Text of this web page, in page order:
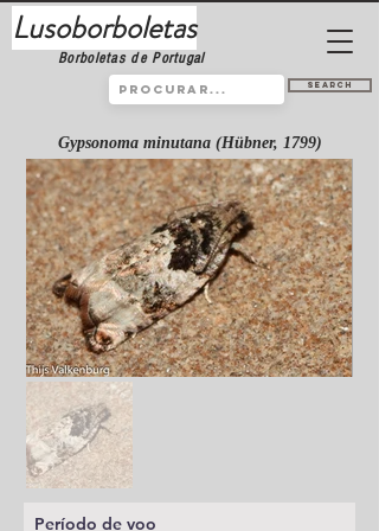
Lusoborboletas
Borboletas de Portugal
Search
Gypsonoma minutana (Hübner, 1799)
Período de voo